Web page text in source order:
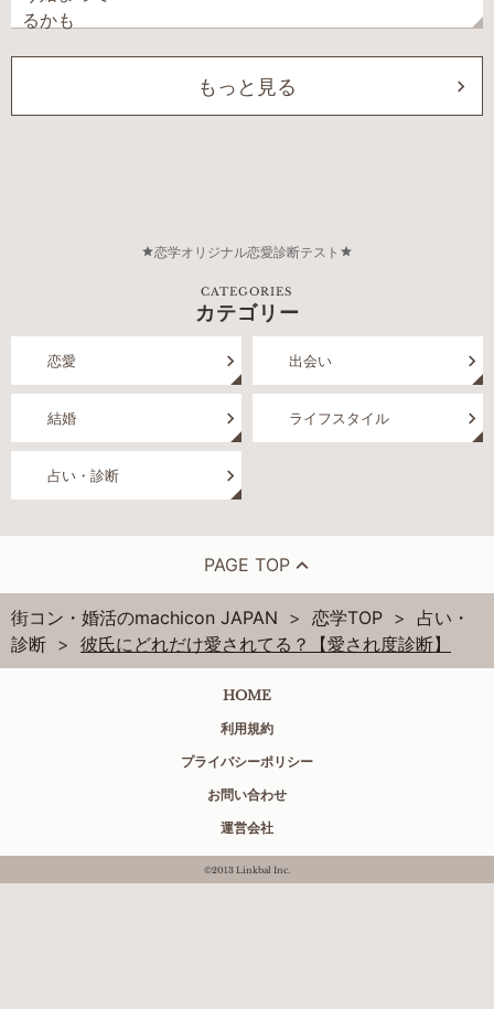
もっと見る
恋学オリジナル恋愛診断テスト
CATEGORIES
カテゴリー
恋愛 出会い
結婚 ライフスタイル
占い・診断
PAGE TOP
街コン・婚活のmachicon JAPAN 恋学TOP
占い・
診断
彼氏にどれだけ愛されてる？【愛され度診断】
HOME
利用規約
プライバシーポリシー
お問い合わせ
運営会社
©2013 Linkbal Inc.